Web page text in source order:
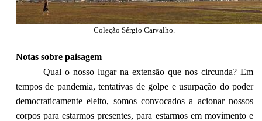
Coleção Sérgio Carvalho.
Notas sobre paisagem
Qual o nosso lugar na extensão que nos circunda? Em
tempos de pandemia, tentativas de golpe e usurpação do poder
democraticamente eleito, somos convocados a acionar nossos
corpos para estarmos presentes, para estarmos em movimento e